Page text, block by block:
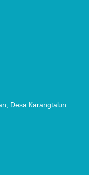
Desa Karangtalun